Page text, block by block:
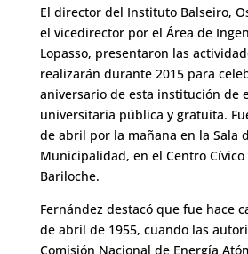
El director del Instituto Balseiro,
el vicedirector por el Área de
Lopasso, presentaron las
realizarán durante 2015 para
aniversario de esta institución de
universitaria pública y gratuita.
de abril por la mañana en la Sala
Municipalidad, en el Centro Cívico
Bariloche.
Fernández destacó que fue hace
de abril de 1955, cuando las
Comisión Nacional de Energía